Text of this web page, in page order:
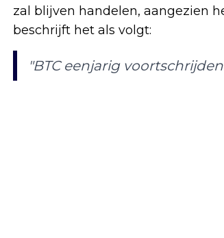
zal blijven handelen, aangezien
beschrijft het als volgt:
"BTC eenjarig